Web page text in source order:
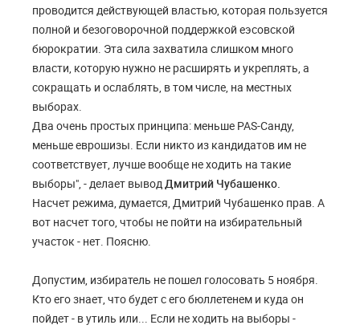
проводится действующей властью, которая пользуется
полной и безоговорочной поддержкой еэсовской
бюрократии. Эта сила захватила слишком много
власти, которую нужно не расширять и укреплять, а
сокращать и ослаблять, в том числе, на местных
выборах.
Два очень простых принципа: меньше PAS-Санду,
меньше еврошизы. Если никто из кандидатов им не
соответствует, лучше вообще не ходить на такие
выборы", - делает выводДмитрий Чубашенко.
Насчет режима, думается, Дмитрий Чубашенко прав. А
вот насчет того, чтобы не пойти на избирательный
участок - нет. Поясню.
Допустим, избиратель не пошел голосовать 5 ноября.
Кто его знает, что будет с его бюллетенем и куда он
пойдет - в утиль или... Если не ходить на выборы -